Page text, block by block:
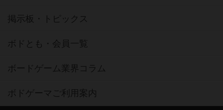
掲示板・トピックス
ボドとも・会員一覧
ボードゲーム業界コラム
ボドゲーマご利用案内